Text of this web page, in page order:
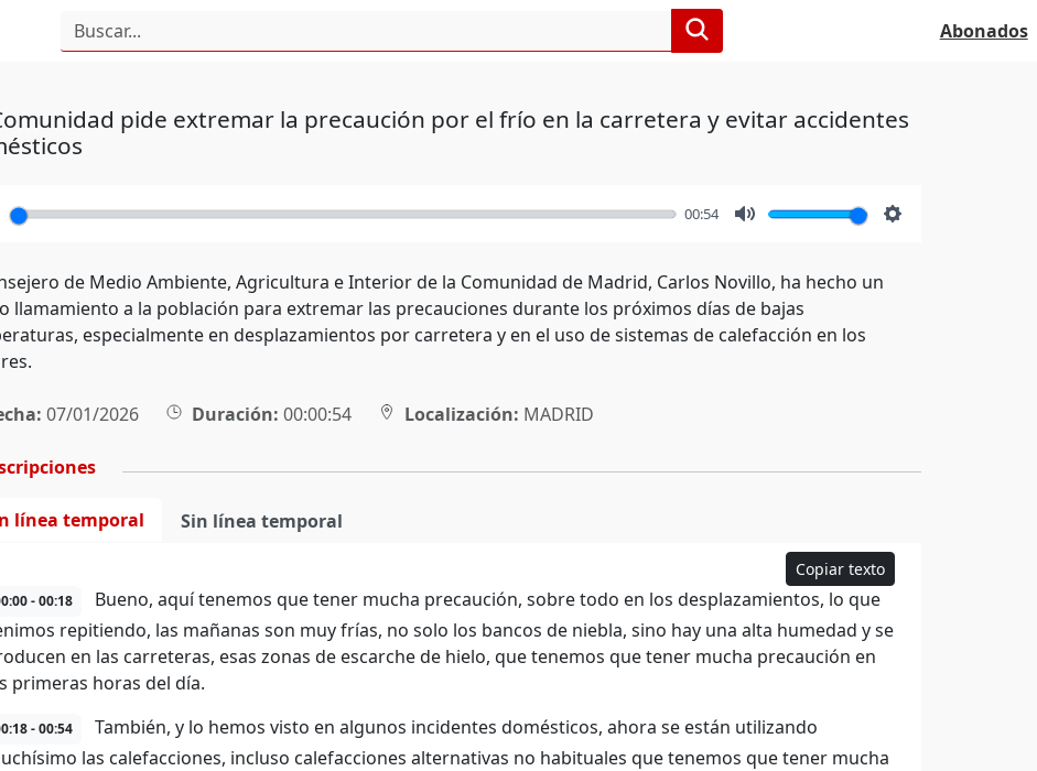
Abonados
pide extremar la precaución por el frío en la carretera y evitar accidentes
00:54
de Medio Ambiente, Agricultura e Interior de la Comunidad de Madrid, Carlos Novillo, ha hecho un
llamamiento a la población para extremar las precauciones durante los próximos días de bajas
especialmente en desplazamientos por carretera y en el uso de sistemas de calefacción en los
07/01/2026 Duración: 00:00:54 Localización: MADRID
línea temporal Sin línea temporal
Copiar texto
- 00:18
Bueno, aquí tenemos que tener mucha precaución, sobre todo en los desplazamientos, lo que
repitiendo, las mañanas son muy frías, no solo los bancos de niebla, sino hay una alta humedad y se
en las carreteras, esas zonas de escarche de hielo, que tenemos que tener mucha precaución en
primeras horas del día.
- 00:54
También, y lo hemos visto en algunos incidentes domésticos, ahora se están utilizando
las calefacciones, incluso calefacciones alternativas no habituales que tenemos que tener mucha